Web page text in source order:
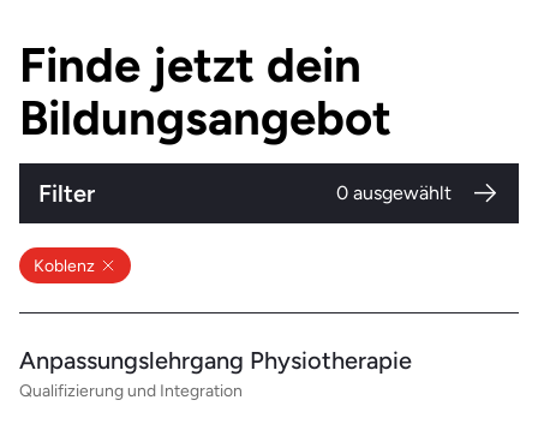
Absolvent:innen erfolgreich ins Berufsleben vermittelt
werden.
Finde jetzt dein
Bildungsangebot
Filter 0 ausgewählt
Koblenz
Anpassungslehrgang Physiotherapie
Qualifizierung und Integration